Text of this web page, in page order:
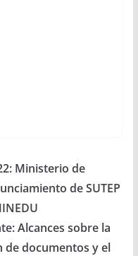
Ministerio de
de SUTEP
Alcances sobre la
de documentos y el